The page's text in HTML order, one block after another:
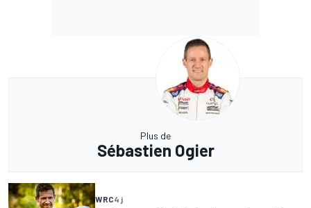
Plus de
Sébastien Ogier
WRC4 j